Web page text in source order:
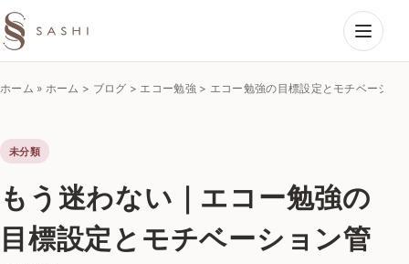
ホーム » ホーム > ブログ > エコー勉強 > エコー勉強の目標設定とモチベーショ
未分類
もう迷わない｜エコー勉強の
目標設定とモチベーション管